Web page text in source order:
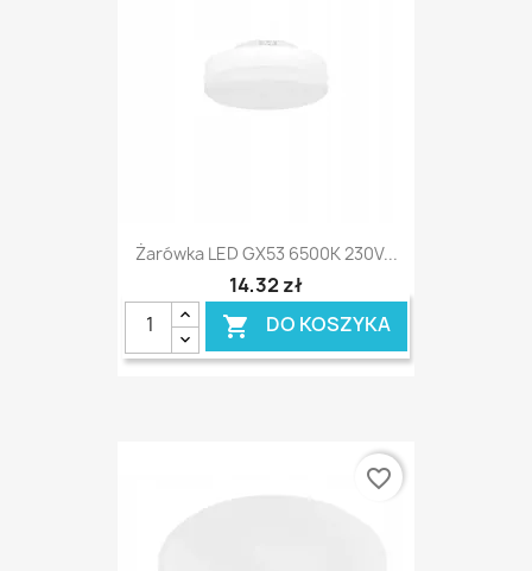
Żarówka LED GX53 6500K 230V...
14,32 zł
 DO KOSZYKA
favorite_border